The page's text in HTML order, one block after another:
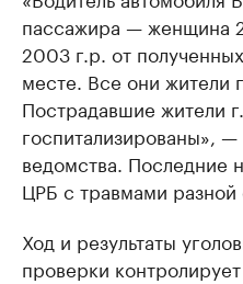
пассажира — женщина
2003 г.р. от
месте. Все они жители
Пострадавшие жители
госпитализированы»,
ведомства. Последние
ЦРБ с травмами разной
Ход и результаты
проверки